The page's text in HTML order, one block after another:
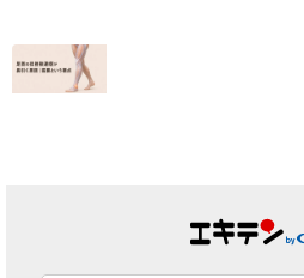
【終了しました】
院名変更記念・初
回施術キャンペー